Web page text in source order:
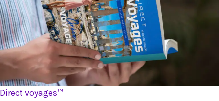
Direct voyages™